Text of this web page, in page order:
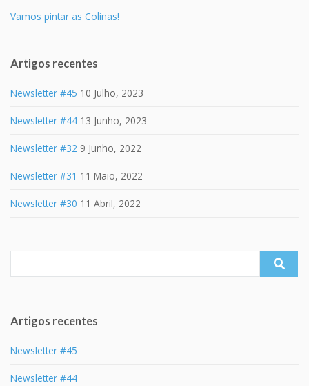
Vamos pintar as Colinas!
Artigos recentes
Newsletter #45 10 Julho, 2023
Newsletter #44 13 Junho, 2023
Newsletter #32 9 Junho, 2022
Newsletter #31 11 Maio, 2022
Newsletter #30 11 Abril, 2022
Artigos recentes
Newsletter #45
Newsletter #44